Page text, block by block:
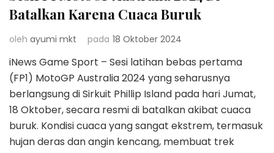
Batalkan Karena Cuaca Buruk
oleh ayumi mkt pada 18 Oktober 2024
iNews Game Sport – Sesi latihan bebas pertama
(FP1) MotoGP Australia 2024 yang seharusnya
berlangsung di Sirkuit Phillip Island pada hari Jumat,
18 Oktober, secara resmi di batalkan akibat cuaca
buruk. Kondisi cuaca yang sangat ekstrem, termasuk
hujan deras dan angin kencang, membuat trek